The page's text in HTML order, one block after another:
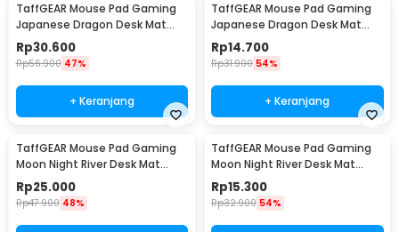
TaffGEAR Mouse Pad Gaming
Japanese Dragon Desk Mat
900x400x3mm - M34
Rp30.600
Rp56.900 47%
+ Keranjang
TaffGEAR Mouse Pad Gaming
Japanese Dragon Desk Mat
700x300x2mm - M34
Rp14.700
Rp31.900 54%
+ Keranjang
TaffGEAR Mouse Pad Gaming
Moon Night River Desk Mat
900x400x2mm - YL-505
Rp25.000
Rp47.900 48%
TaffGEAR Mouse Pad Gaming
Moon Night River Desk Mat
800x300x2mm - YL-505
Rp15.300
Rp32.900 54%